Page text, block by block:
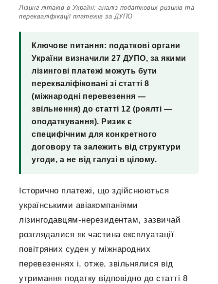
Лізинг літаків в Україні: аналіз податкових ризиків та
перекваліфікації платежів за ДУПО
Ключове питання: податкові органи
України визначили 27 ДУПО, за якими
лізингові платежі можуть бути
перекваліфіковані зі статті 8
(міжнародні перевезення —
звільнення) до статті 12 (роялті —
оподаткування). Ризик є
специфічним для конкретного
договору та залежить від структури
угоди, а не від галузі в цілому.
Історично платежі, що здійснюються
українськими авіакомпаніями
лізингодавцям-нерезидентам, зазвичай
розглядалися як частина експлуатації
повітряних суден у міжнародних
перевезеннях і, отже, звільнялися від
утримання податку відповідно до статті 8